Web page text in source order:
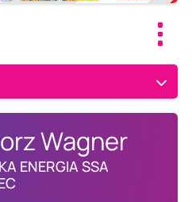
Wagner
ENERGIA SSA